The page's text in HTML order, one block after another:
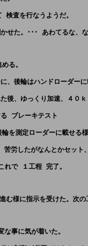
査を行なうようだ。
せた。･･･ あわてるな、
る。
後輪はハンドローダー
後、ゆっくり加速、４０
ブレーキテスト
を測定ローダーに載せる
労したがなんとかセット
で １工程 完了。
様に指示を受けた。次の
事に気が着いた。